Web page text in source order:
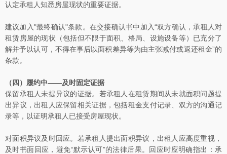
认定承租人知悉房屋现状的重要证据。
建议加入"最终确认"条款。在交接确认书中加入“双方确认，承租人对
租赁房屋的现状（包括但不限于面积、格局、设施设备等）已充分了
解并予以认可，不得在事后以面积差异等为由主张减付或返还租金”的
条款。
（四）履约中——及时固定证据
保留承租人未提异议的证据。若承租人在租赁期间从未就面积问题提
出异议，出租人应保留相关证据，包括租金支付记录、双方的沟通记
录等，以证明承租人已接受房屋现状。
对面积异议及时回应。若承租人提出面积异议，出租人应高度重视，
及时书面回应，避免“默示认可”的法律后果。回应时应明确指出：承